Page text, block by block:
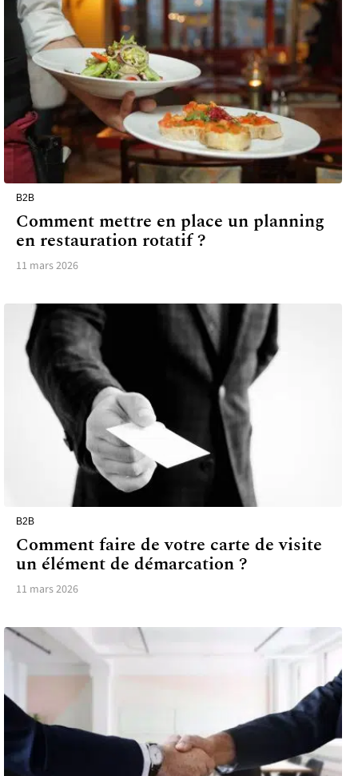
B2B
Comment mettre en place un planning
en restauration rotatif ?
11 mars 2026
B2B
Comment faire de votre carte de visite
un élément de démarcation ?
11 mars 2026